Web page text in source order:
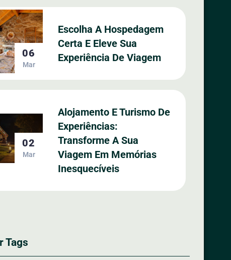
06
Mar
Escolha A Hospedagem
Certa E Eleve Sua
Experiência De Viagem
02
Mar
Alojamento E Turismo De
Experiências:
Transforme A Sua
Viagem Em Memórias
Inesquecíveis
Tags